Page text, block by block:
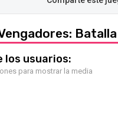
los usuarios:
para mostrar la media